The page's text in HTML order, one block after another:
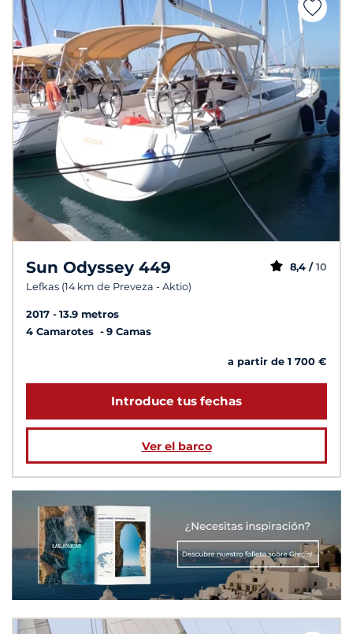
Sun Odyssey 449
Lefkas (14 km de Preveza - Aktio)
8,4 / 10
2017
13.9 metros
4 Camarotes
9 Camas
a partir de 1 700 €
Introduce tus fechas
Ver el barco